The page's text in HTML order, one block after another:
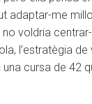
adaptar-me
voldria centrar-
l’estratègia
cursa de 42